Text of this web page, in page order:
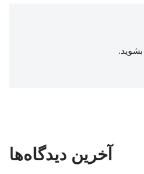
بشوید.
آخرین دیدگاه‌ها